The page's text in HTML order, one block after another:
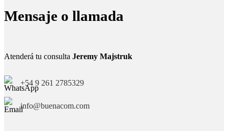
Mensaje o llamada
Atenderá tu consulta Jeremy Majstruk
+54 9 261 2785329
info@buenacom.com